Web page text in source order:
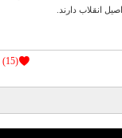
(15)
انقلاب دارند.